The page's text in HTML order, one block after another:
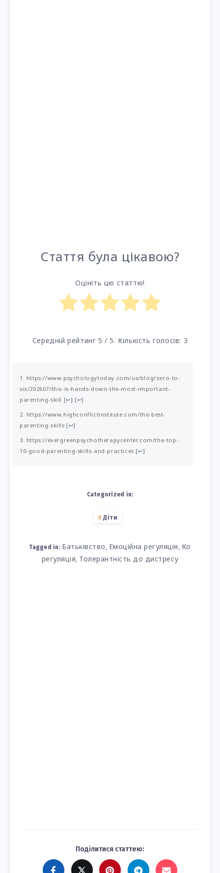
Стаття була цікавою?
Оцініть цю статтю!
Середній рейтинг 5 / 5. Кількість голосів: 3
https://www.psychologytoday.com/us/blog/zero-to-
six/202607/this-is-hands-down-the-most-important-
parenting-skill [↩] [↩]
https://www.highconflictinstitute.com/the-best-
parenting-skills [↩]
https://evergreenpsychotherapycenter.com/the-top-
10-good-parenting-skills-and-practices [↩]
Categorized in:
Діти
Tagged in: Батьківство, Емоційна регуляція, Ко
регуляція, Толерантність до дистресу
Поділитися статтею: